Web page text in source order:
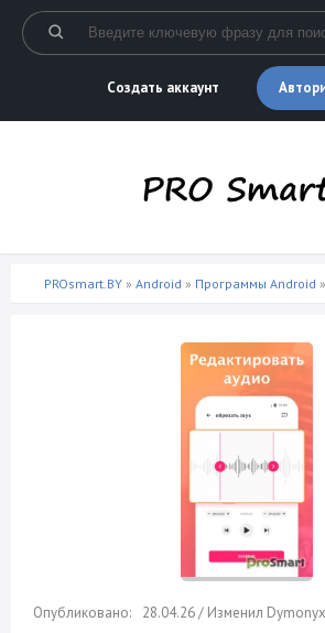
Создать аккаунт
PROsmart.BY » Android » Программы Android »
28.04.26 / Изменил